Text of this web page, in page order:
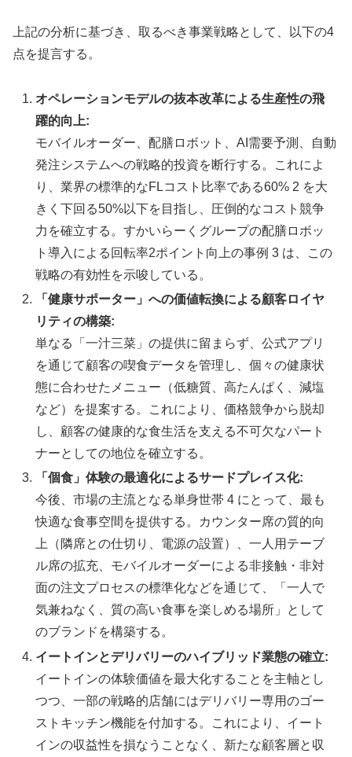
上記の分析に基づき、取るべき事業戦略として、以下の4
点を提言する。
オペレーションモデルの抜本改革による生産性の飛
躍的向上:
モバイルオーダー、配膳ロボット、AI需要予測、自動
発注システムへの戦略的投資を断行する。これによ
り、業界の標準的なFLコスト比率である60% 2 を大
きく下回る50%以下を目指し、圧倒的なコスト競争
力を確立する。すかいらーくグループの配膳ロボッ
ト導入による回転率2ポイント向上の事例 3 は、この
戦略の有効性を示唆している。
「健康サポーター」への価値転換による顧客ロイヤ
リティの構築:
単なる「一汁三菜」の提供に留まらず、公式アプリ
を通じて顧客の喫食データを管理し、個々の健康状
態に合わせたメニュー（低糖質、高たんぱく、減塩
など）を提案する。これにより、価格競争から脱却
し、顧客の健康的な食生活を支える不可欠なパート
ナーとしての地位を確立する。
「個食」体験の最適化によるサードプレイス化:
今後、市場の主流となる単身世帯 4 にとって、最も
快適な食事空間を提供する。カウンター席の質的向
上（隣席との仕切り、電源の設置）、一人用テーブ
ル席の拡充、モバイルオーダーによる非接触・非対
面の注文プロセスの標準化などを通じて、「一人で
気兼ねなく、質の高い食事を楽しめる場所」として
のブランドを構築する。
イートインとデリバリーのハイブリッド業態の確立:
イートインの体験価値を最大化することを主軸とし
つつ、一部の戦略的店舗にはデリバリー専用のゴー
ストキッチン機能を付加する。これにより、イート
インの収益性を損なうことなく、新たな顧客層と収